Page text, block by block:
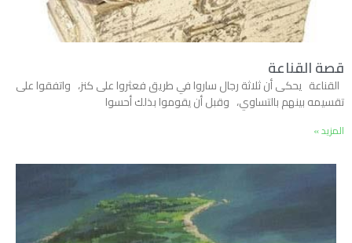
قصة القناعة
القناعة يحكى أن ثلاثة رجال ساروا في طريق فعثروا على كنز، واتفقوا على
تقسيمه بينهم بالتساوي، وقبل أن يقوموا بذلك أحسوا
المزيد »